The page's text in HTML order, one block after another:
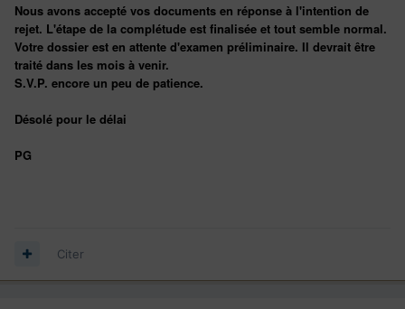
Nous avons accepté vos documents en réponse à l'intention de
rejet. L'étape de la complétude est finalisée et tout semble normal.
Votre dossier est en attente d'examen préliminaire. Il devrait être
traité dans les mois à venir.
S.V.P. encore un peu de patience.
Désolé pour le délai
PG
Citer